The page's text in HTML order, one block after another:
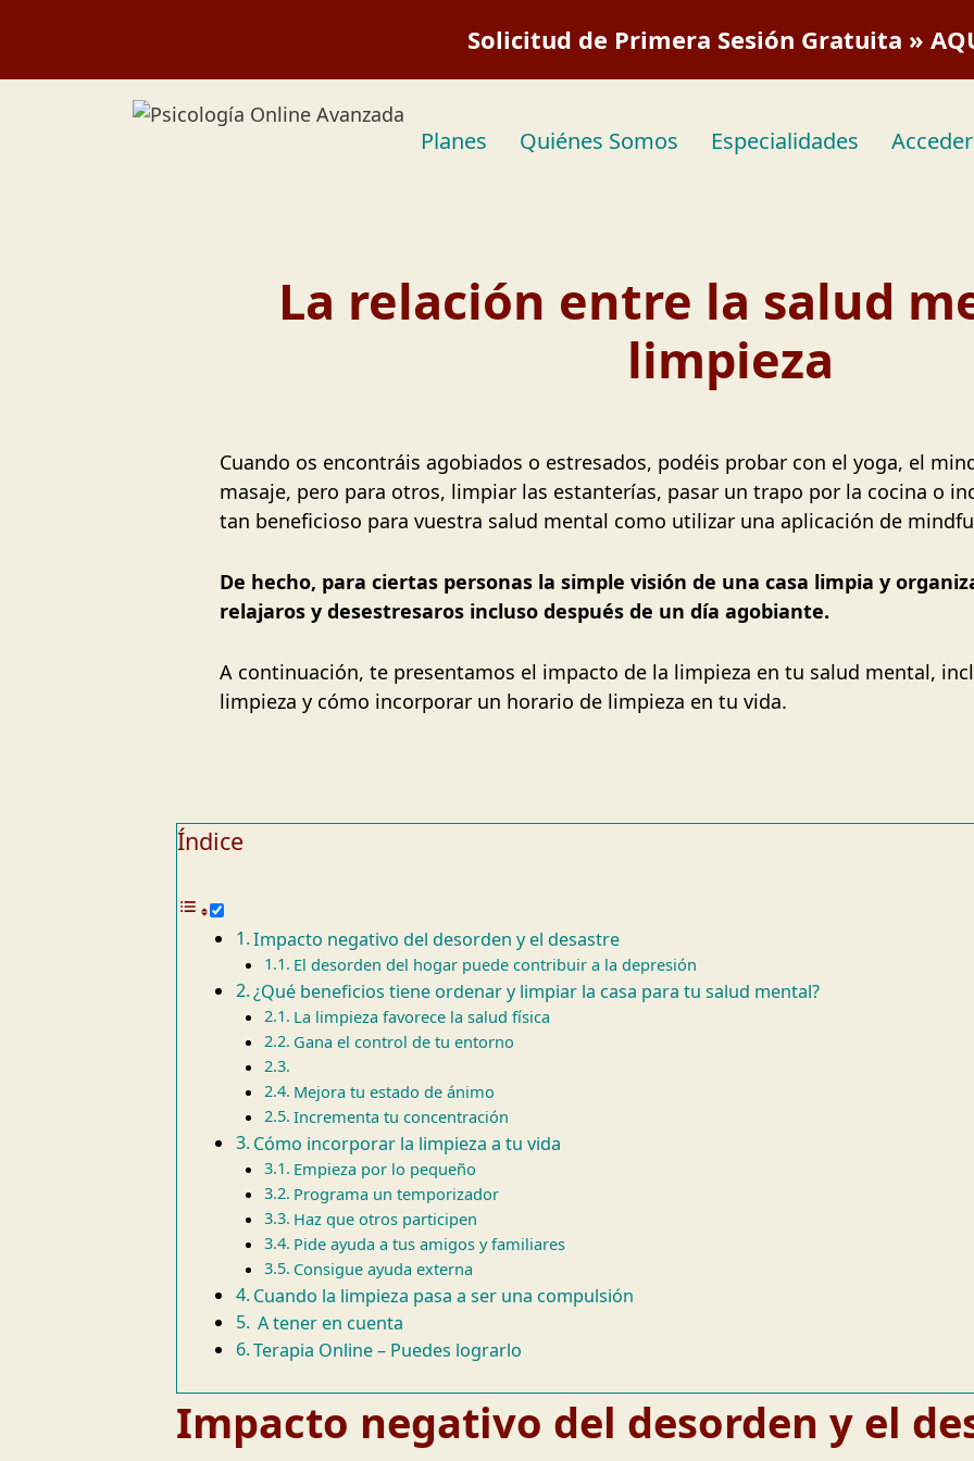
Saltar
Solicitud de Primera Sesión Gratuita »
Planes Quiénes Somos Especialidades Acceder
La relación entre la salud
limpieza
Cuando os encontráis agobiados o estresados, podéis probar con el yoga, el
masaje, pero para otros, limpiar las estanterías, pasar un trapo por la cocina o
tan beneficioso para vuestra salud mental como utilizar una aplicación de
De hecho, para ciertas personas la simple visión de una casa limpia y
relajaros y desestresaros incluso después de un día agobiante.
A continuación, te presentamos el impacto de la limpieza en tu salud mental,
limpieza y cómo incorporar un horario de limpieza en tu vida.
Índice
Impacto negativo del desorden y el desastre
El desorden del hogar puede contribuir a la depresión
¿Qué beneficios tiene ordenar y limpiar la casa para tu salud mental?
La limpieza favorece la salud física
Gana el control de tu entorno
Mejora tu estado de ánimo
Incrementa tu concentración
Cómo incorporar la limpieza a tu vida
Empieza por lo pequeño
Programa un temporizador
Haz que otros participen
Pide ayuda a tus amigos y familiares
Consigue ayuda externa
Cuando la limpieza pasa a ser una compulsión
A tener en cuenta
Terapia Online – Puedes lograrlo
Impacto negativo del desorden y el